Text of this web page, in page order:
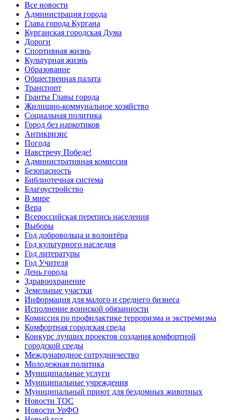
Все новости
Администрация города
Глава города Кургана
Курганская городская Дума
Дороги
Спортивная жизнь
Культурная жизнь
Образование
Общественная палата
Транспорт
Гранты Главы города
Жилищно-коммунальное хозяйство
Социальная политика
Город без наркотиков
Антикризис
Погода
Навстречу Победе!
Административная комиссия
Безопасность
Библиотечная система
Благоустройство
В мире
Вера
Всероссийская перепись населения
Выборы
Год добровольца и волонтёра
Год культурного наследия
Год литературы
Год Учителя
День города
Здравоохранение
Земельные участки
Информация для малого и среднего бизнеса
Исполнение воинской обязанности
Комиссия по профилактике терроризма и экстремизма
Комфортная городская среда
Конкурс лучших проектов создания комфортной
городской среды
Международное сотрудничество
Молодежная политика
Муниципальные услуги
Муниципальные учреждения
Муниципальный приют для бездомных животных
Новости ТОС
Новости УрФО